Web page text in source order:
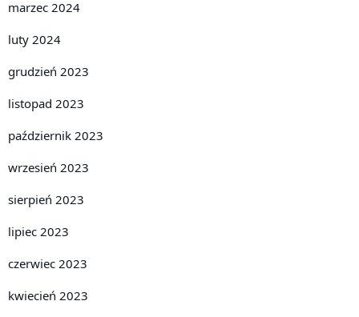
marzec 2024
luty 2024
grudzień 2023
listopad 2023
październik 2023
wrzesień 2023
sierpień 2023
lipiec 2023
czerwiec 2023
kwiecień 2023